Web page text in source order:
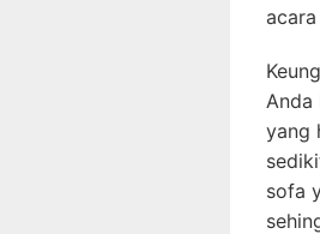
Anda
yang
sofa